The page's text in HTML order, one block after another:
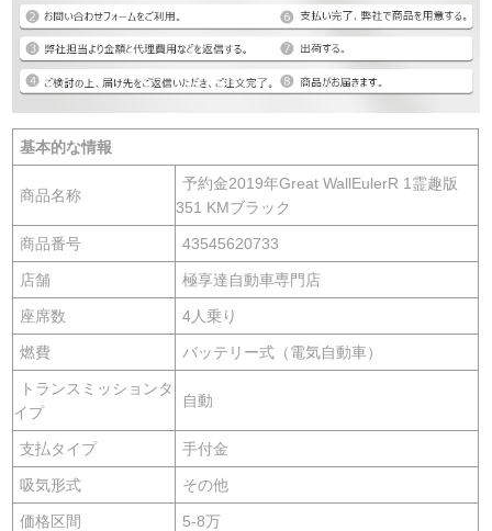
基本的な情報
商品名称
予約金2019年Great WallEulerR 1霊趣版
351 KMブラック
商品番号 43545620733
店舗 極享達自動車専門店
座席数 4人乗り
燃費 バッテリー式（電気自動車）
トランスミッションタ
イプ
自動
支払タイプ 手付金
吸気形式 その他
価格区間 5-8万